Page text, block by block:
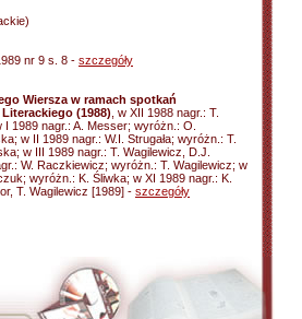
nr 9 s. 8 - szczegóły
Wiersza w ramach spotkań
(1988) , w XII 1988 nagr.: T.
I 1989 nagr.: A. Messer; wyróżn.: O.
w II 1989 nagr.: W.I. Strugała; wyróżn.: T.
w III 1989 nagr.: T. Wagilewicz, D.J.
W. Raczkiewicz; wyróżn.: T. Wagilewicz; w
wyróżn.: K. Śliwka; w XI 1989 nagr.: K.
T. Wagilewicz [1989] - szczegóły